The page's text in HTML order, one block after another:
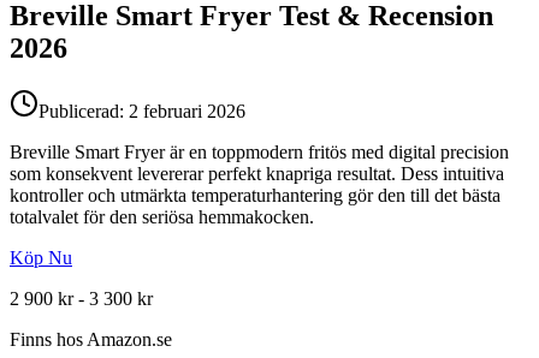
Breville Smart Fryer Test & Recension
2026
Publicerad: 2 februari 2026
Breville Smart Fryer är en toppmodern fritös med digital precision
som konsekvent levererar perfekt knapriga resultat. Dess intuitiva
kontroller och utmärkta temperaturhantering gör den till det bästa
totalvalet för den seriösa hemmakocken.
Köp Nu
2 900 kr - 3 300 kr
Finns hos Amazon.se